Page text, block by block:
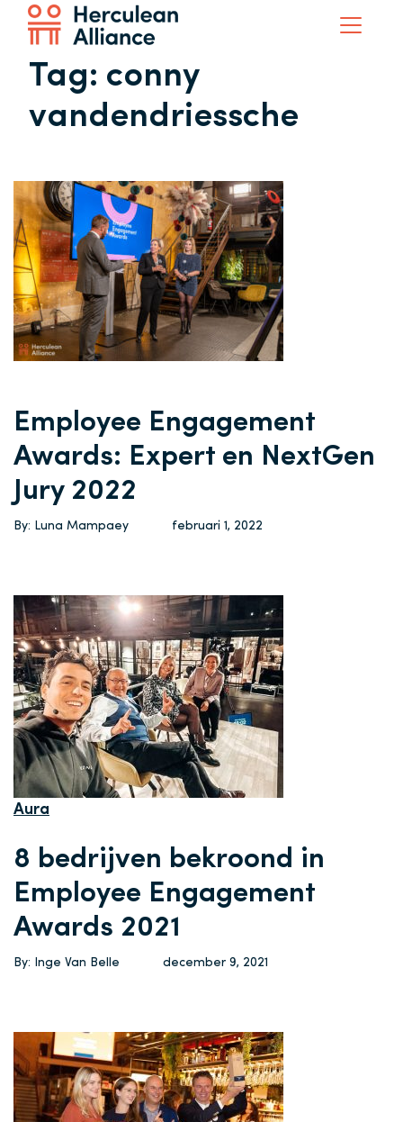
Tag: conny
vandendriessche
Employee Engagement
Awards: Expert en NextGen
Jury 2022
By: Luna Mampaey februari 1, 2022
Aura
8 bedrijven bekroond in
Employee Engagement
Awards 2021
By: Inge Van Belle december 9, 2021